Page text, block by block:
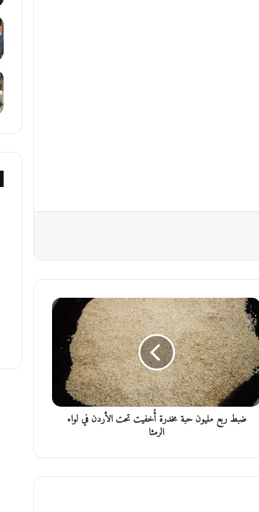
ط
ضبط ربع مليون حبة مخدرة أُخفيت تحت الأردن في لواء
الرمثا